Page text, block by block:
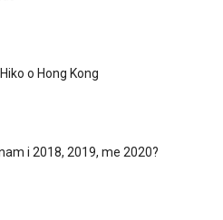
o Hong Kong
i 2018, 2019, me 2020?